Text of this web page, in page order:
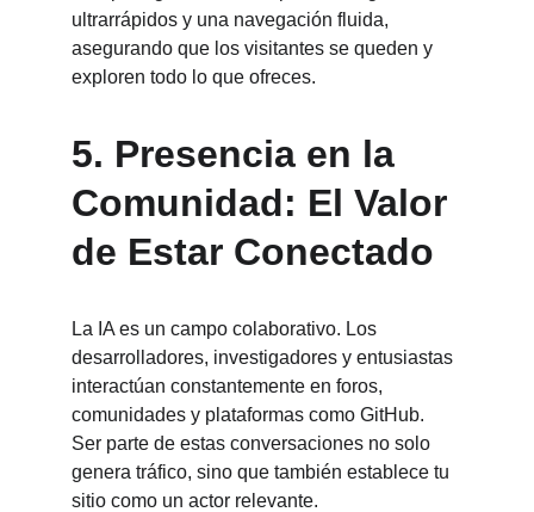
ultrarrápidos y una navegación fluida,
asegurando que los visitantes se queden y
exploren todo lo que ofreces.
5. Presencia en la
Comunidad: El Valor
de Estar Conectado
La IA es un campo colaborativo. Los
desarrolladores, investigadores y entusiastas
interactúan constantemente en foros,
comunidades y plataformas como GitHub.
Ser parte de estas conversaciones no solo
genera tráfico, sino que también establece tu
sitio como un actor relevante.